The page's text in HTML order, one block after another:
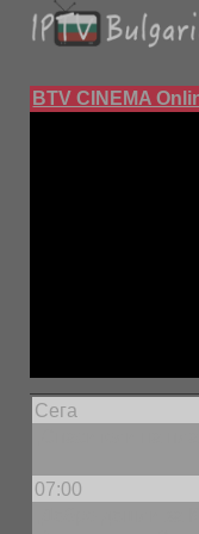
BTV CINEMA
Сега
07:00